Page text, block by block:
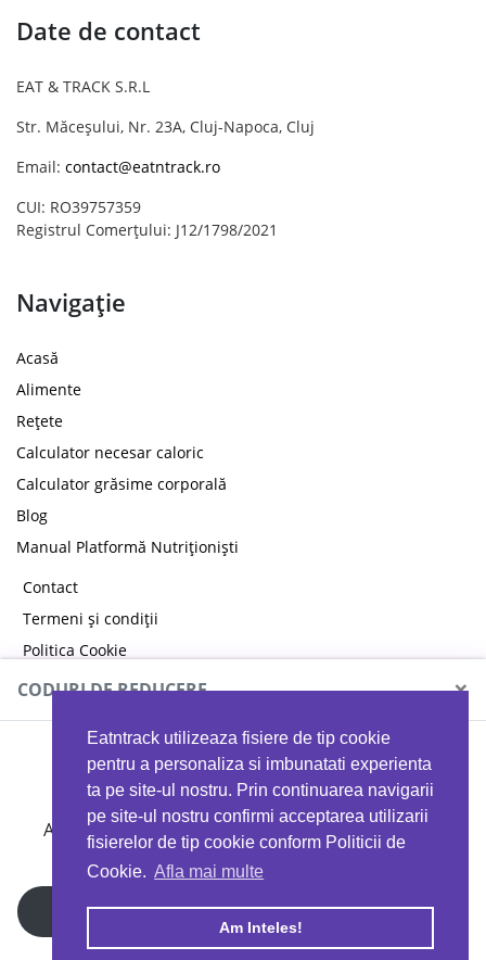
Eatntrack utilizeaza fisiere de tip cookie
pentru a personaliza si imbunatati experienta
ta pe site-ul nostru. Prin continuarea navigarii
pe site-ul nostru confirmi acceptarea utilizarii
fisierelor de tip cookie conform Politicii de
Cookie. Afla mai multe
Am Inteles!
Date de contact
EAT & TRACK S.R.L
Str. Măceșului, Nr. 23A, Cluj-Napoca, Cluj
Email: contact@eatntrack.ro
CUI: RO39757359
Registrul Comerțului: J12/1798/2021
Navigație
Acasă
Alimente
Rețete
Calculator necesar caloric
Calculator grăsime corporală
Blog
Manual Platformă Nutriționiști
Contact
Termeni și condiții
Politica Cookie
Politica de confidențialitate
Copyright © 2026 EAT & TRACK S.R.L
CODURI DE REDUCERE ×
MYPROTEIN
Ai 40%reducere la orice comandă folosind codul
EATTRACK
Profită acum